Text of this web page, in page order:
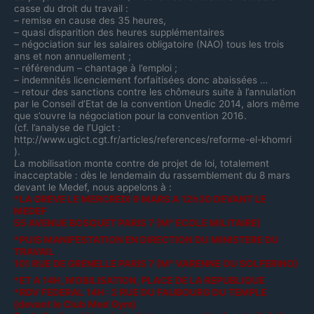
casse du droit du travail :
– remise en cause des 35 heures,
– quasi disparition des heures supplémentaires
– négociation sur les salaires obligatoire (NAO) tous les trois
ans et non annuellement ;
– référendum – chantage à l’emploi ;
– indemnités licenciement forfaitisées donc abaissées …
– retour des sanctions contre les chômeurs suite à l’annulation
par le Conseil d’Etat de la convention Unedic 2014, alors même
que s’ouvre la négociation pour la convention 2016.
(cf. l’analyse de l’Ugict :
http://www.ugict.cgt.fr/articles/references/reforme-el-khomri
).
La mobilisation monte contre de projet de loi, totalement
inacceptable : dès le lendemain du rassemblement du 8 mars
devant le Medef, nous appelons à :
*LA GREVE LE MERCREDI 9 MARS A 12h30 DEVANT LE
MEDEF
55 AVENUE BOSQUET PARIS 7 (M° ECOLE MILITAIRE)
*PUIS MANIFESTATION EN DIRECTION DU MINISTERE DU
TRAVAIL
101 RUE DE GRENELLE PARIS 7 (M° VARENNE OU SOLFERINO)
*ET A 14H, MOBILISATION, PLACE DE LA REPUBLIQUE
*RDV FEDERAL 14H : 2 RUE DU FAUBOURG DU TEMPLE
(devant le Club Med Gym)